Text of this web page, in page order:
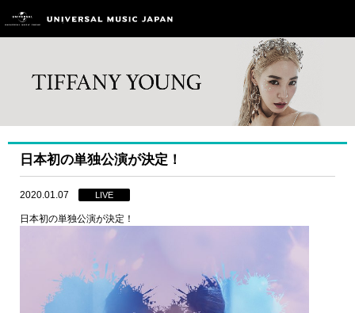
日本初の単独公演が決定！
2020.01.07 LIVE
日本初の単独公演が決定！